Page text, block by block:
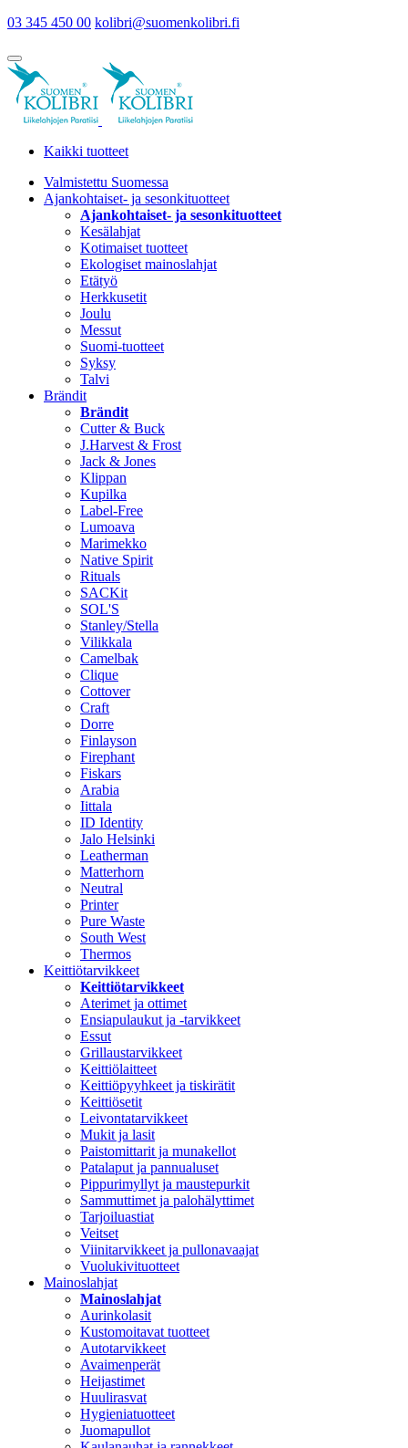
03 345 450 00 kolibri@suomenkolibri.fi
Kaikki tuotteet
Valmistettu Suomessa
Ajankohtaiset- ja sesonkituotteet
Ajankohtaiset- ja sesonkituotteet
Kesälahjat
Kotimaiset tuotteet
Ekologiset mainoslahjat
Etätyö
Herkkusetit
Joulu
Messut
Suomi-tuotteet
Syksy
Talvi
Brändit
Brändit
Cutter & Buck
J.Harvest & Frost
Jack & Jones
Klippan
Kupilka
Label-Free
Lumoava
Marimekko
Native Spirit
Rituals
SACKit
SOL'S
Stanley/Stella
Vilikkala
Camelbak
Clique
Cottover
Craft
Dorre
Finlayson
Firephant
Fiskars
Arabia
Iittala
ID Identity
Jalo Helsinki
Leatherman
Matterhorn
Neutral
Printer
Pure Waste
South West
Thermos
Keittiötarvikkeet
Keittiötarvikkeet
Aterimet ja ottimet
Ensiapulaukut ja -tarvikkeet
Essut
Grillaustarvikkeet
Keittiölaitteet
Keittiöpyyhkeet ja tiskirätit
Keittiösetit
Leivontatarvikkeet
Mukit ja lasit
Paistomittarit ja munakellot
Patalaput ja pannualuset
Pippurimyllyt ja maustepurkit
Sammuttimet ja palohälyttimet
Tarjoiluastiat
Veitset
Viinitarvikkeet ja pullonavaajat
Vuolukivituotteet
Mainoslahjat
Mainoslahjat
Aurinkolasit
Kustomoitavat tuotteet
Autotarvikkeet
Avaimenperät
Heijastimet
Huulirasvat
Hygieniatuotteet
Juomapullot